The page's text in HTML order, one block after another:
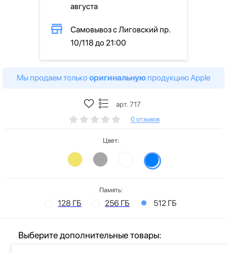
августа
Самовывоз с Лиговский пр.
10/118 до 21:00
Мы продаем только оригинальную продукцию Apple
арт. 717
0 отзывов
Цвет:
Память:
128 ГБ 256 ГБ 512 ГБ
Выберите дополнительные товары: